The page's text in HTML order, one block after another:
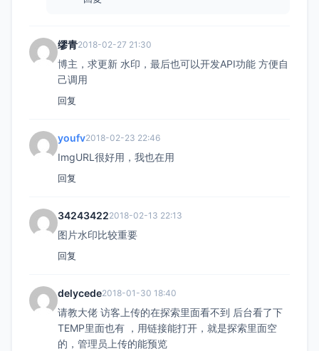
缪青2018-02-27 21:30
博主，求更新 水印，最后也可以开发API功能 方便自
己调用
回复
youfv2018-02-23 22:46
ImgURL很好用，我也在用
回复
342434222018-02-13 22:13
图片水印比较重要
回复
delycede2018-01-30 18:40
请教大佬 访客上传的在探索里面看不到 后台看了下
TEMP里面也有 ，用链接能打开，就是探索里面空
的，管理员上传的能预览